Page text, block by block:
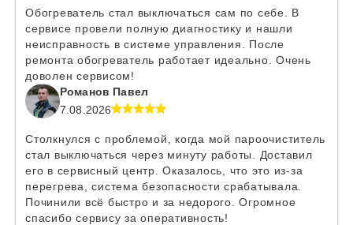
Обогреватель стал выключаться сам по себе. В
сервисе провели полную диагностику и нашли
неисправность в системе управления. После
ремонта обогреватель работает идеально. Очень
доволен сервисом!
Романов Павел
7.08.2026
Столкнулся с проблемой, когда мой пароочиститель
стал выключаться через минуту работы. Доставил
его в сервисный центр. Оказалось, что это из-за
перегрева, система безопасности срабатывала.
Починили всё быстро и за недорого. Огромное
спасибо сервису за оперативность!